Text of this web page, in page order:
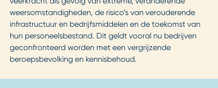
weersomstandigheden, de risico’s van verouderende
infrastructuur en bedrijfsmiddelen en de toekomst van
hun personeelsbestand. Dit geldt vooral nu bedrijven
geconfronteerd worden met een vergrijzende
beroepsbevolking en kennisbehoud.